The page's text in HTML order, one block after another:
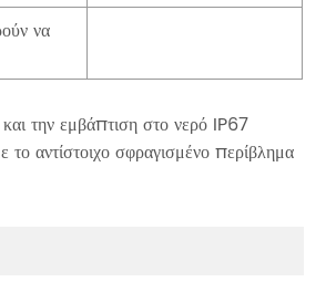
να
την εμβάπτιση στο νερό IP67
το αντίστοιχο σφραγισμένο περίβλημα